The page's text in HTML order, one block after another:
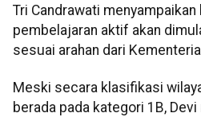
Tri Candrawati
pembelajaran aktif akan
sesuai arahan dari
Meski secara klasifikasi
berada pada kategori 1B,